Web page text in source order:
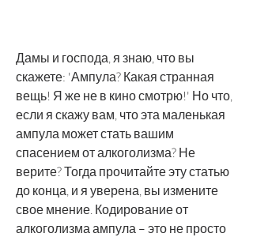
Дамы и господа, я знаю, что вы
скажете: 'Ампула? Какая странная
вещь! Я же не в кино смотрю!' Но что,
если я скажу вам, что эта маленькая
ампула может стать вашим
спасением от алкоголизма? Не
верите? Тогда прочитайте эту статью
до конца, и я уверена, вы измените
свое мнение. Кодирование от
алкоголизма ампула – это не просто